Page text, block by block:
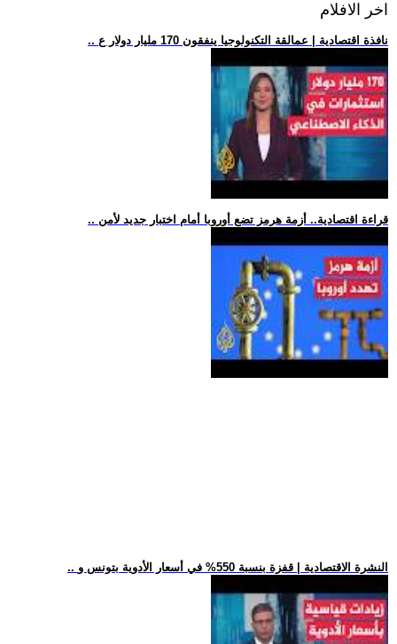
اخر الافلام
.. نافذة اقتصادية | عمالقة التكنولوجيا ينفقون 170 مليار دولار ع
.. قراءة اقتصادية.. أزمة هرمز تضع أوروبا أمام اختبار جديد لأمن
.. النشرة الاقتصادية | قفزة بنسبة 550% في أسعار الأدوية بتونس و